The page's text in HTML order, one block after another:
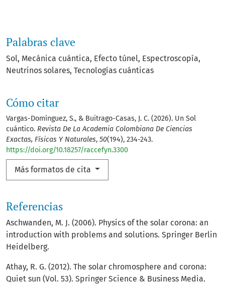
Palabras clave
Sol Mecánica cuántica Efecto túnel Espectroscopía
Neutrinos solares Tecnologías cuánticas
Cómo citar
Vargas-Domínguez, S., & Buitrago-Casas, J. C. (2026). Un Sol
cuántico. Revista De La Academia Colombiana De Ciencias
Exactas, Físicas Y Naturales, 50(194), 234-243.
https://doi.org/10.18257/raccefyn.3300
Más formatos de cita
Referencias
Aschwanden, M. J. (2006). Physics of the solar corona: an
introduction with problems and solutions. Springer Berlin
Heidelberg.
Athay, R. G. (2012). The solar chromosphere and corona:
Quiet sun (Vol. 53). Springer Science & Business Media.